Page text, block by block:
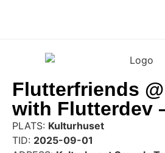
Flutterfriends
with Flutterdev
PLATS: Kulturhuset
TID: 2025-09-01